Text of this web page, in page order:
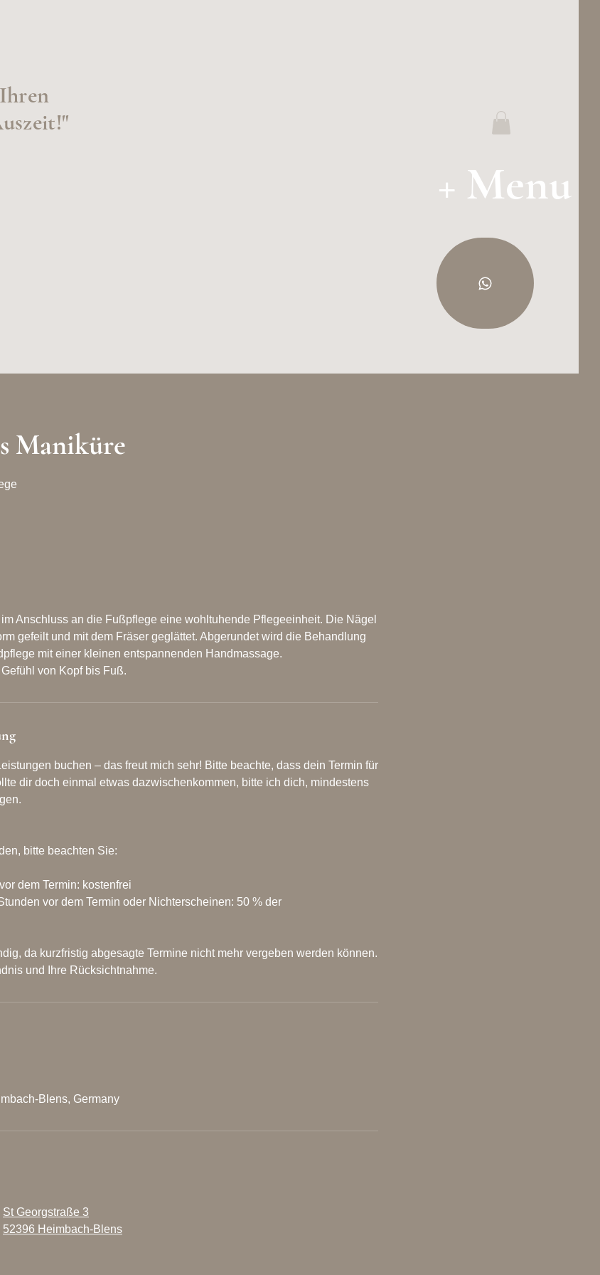
+ Menu
Maniküre
Anschluss an die Fußpflege eine wohltuhende Pflegeeinheit. Die Nägel
gefeilt und mit dem Fräser geglättet. Abgerundet wird die Behandlung
mit einer kleinen entspannenden Handmassage.
von Kopf bis Fuß.
buchen – das freut mich sehr! Bitte beachte, dass dein Termin für
dir doch einmal etwas dazwischenkommen, bitte ich dich, mindestens
bitte beachten Sie:
dem Termin: kostenfrei
vor dem Termin oder Nichterscheinen: 50 % der
da kurzfristig abgesagte Termine nicht mehr vergeben werden können.
und Ihre Rücksichtnahme.
Blens, Germany
St Georgstraße 3
52396 Heimbach-Blens